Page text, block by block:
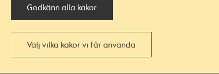
Godkänn alla kakor
Välj vilka kakor vi får använda